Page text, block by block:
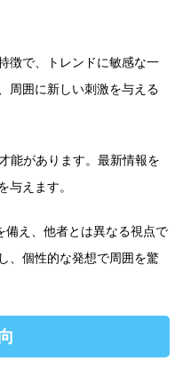
徴で、トレンドに敏感な一
周囲に新しい刺激を与える
能があります。最新情報を
与えます。
備え、他者とは異なる視点で
、個性的な発想で周囲を驚